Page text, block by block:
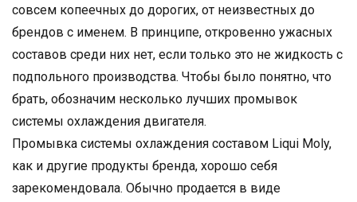
совсем копеечных до дорогих, от неизвестных до
брендов с именем. В принципе, откровенно ужасных
составов среди них нет, если только это не жидкость с
подпольного производства. Чтобы было понятно, что
брать, обозначим несколько лучших промывок
системы охлаждения двигателя.
Промывка системы охлаждения составом Liqui Moly,
как и другие продукты бренда, хорошо себя
зарекомендовала. Обычно продается в виде